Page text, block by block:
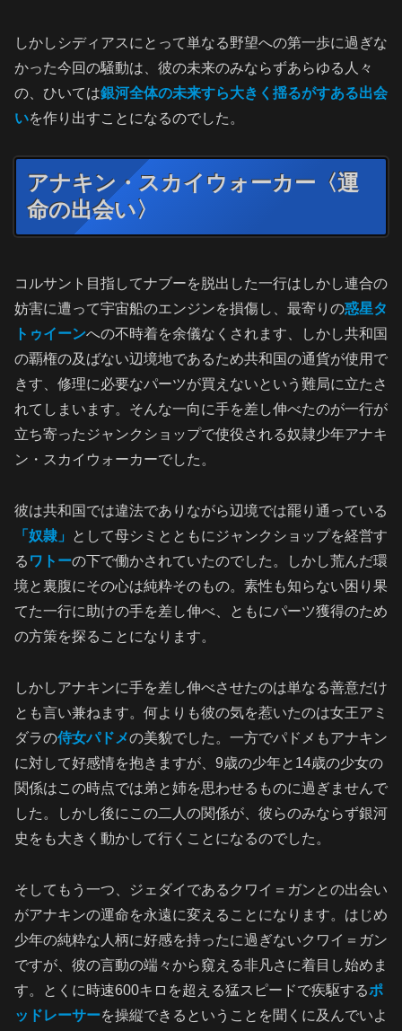
しかしシディアスにとって単なる野望への第一歩に過ぎな
かった今回の騒動は、彼の未来のみならずあらゆる人々
の、ひいては銀河全体の未来すら大きく揺るがすある出会
いを作り出すことになるのでした。
アナキン・スカイウォーカー〈運
命の出会い〉
コルサント目指してナブーを脱出した一行はしかし連合の
妨害に遭って宇宙船のエンジンを損傷し、最寄りの惑星タ
トゥイーンへの不時着を余儀なくされます、しかし共和国
の覇権の及ばない辺境地であるため共和国の通貨が使用で
きす、修理に必要なパーツが買えないという難局に立たさ
れてしまいます。そんな一向に手を差し伸べたのが一行が
立ち寄ったジャンクショップで使役される奴隷少年アナキ
ン・スカイウォーカーでした。
彼は共和国では違法でありながら辺境では罷り通っている
「奴隷」
として母シミとともにジャンクショップを経営す
る ワトーの下で働かされていたのでした。しかし荒んだ環
境と裏腹にその心は純粋そのもの。素性も知らない困り果
てた一行に助けの手を差し伸べ、ともにパーツ獲得のため
の方策を探ることになります。
しかしアナキンに手を差し伸べさせたのは単なる善意だけ
とも言い兼ねます。何よりも彼の気を惹いたのは女王アミ
ダラの侍女パドメの美貌でした。一方でパドメもアナキン
に対して好感情を抱きますが、9歳の少年と14歳の少女の
関係はこの時点では弟と姉を思わせるものに過ぎませんで
した。しかし後にこの二人の関係が、彼らのみならず銀河
史をも大きく動かして行くことになるのでした。
そしてもう一つ、ジェダイであるクワイ＝ガンとの出会い
がアナキンの運命を永遠に変えることになります。はじめ
少年の純粋な人柄に好感を持ったに過ぎないクワイ＝ガン
ですが、彼の言動の端々から窺える非凡さに着目し始めま
す。とくに時速600キロを超える猛スピードで疾駆するポ
ッドレーサーを操縦できるということを聞くに及んでいよ